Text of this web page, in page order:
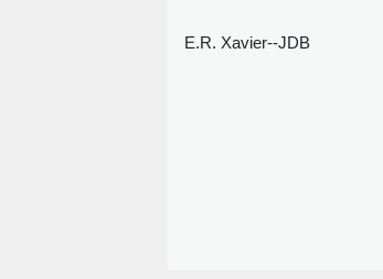
E.R. Xavier--JDB